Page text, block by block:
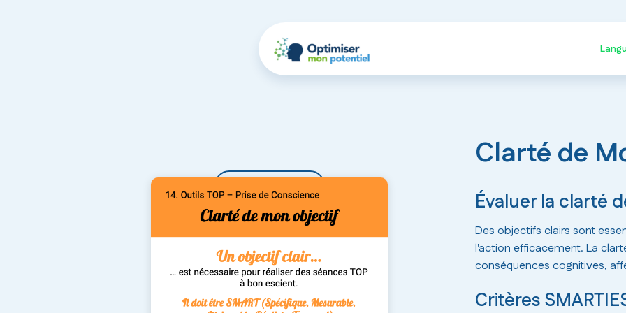
Clarté de
Évaluer la clarté
Des objectifs clairs sont
l'action efficacement. La
conséquences cognitives,
Critères